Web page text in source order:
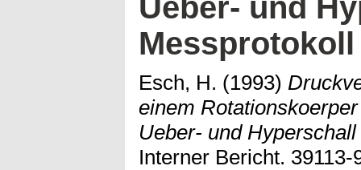
Ueber- und
Messprotokoll
Esch, H. (1993)
einem
Ueber- und
Interner Bericht. 39113-